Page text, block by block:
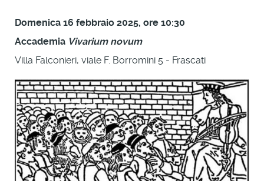
Domenica 16 febbraio 2025, ore 10:30
Accademia Vivarium novum
Villa Falconieri, viale F. Borromini 5 - Frascati